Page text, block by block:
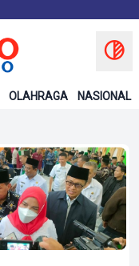
OLAHRAGA NASIONAL